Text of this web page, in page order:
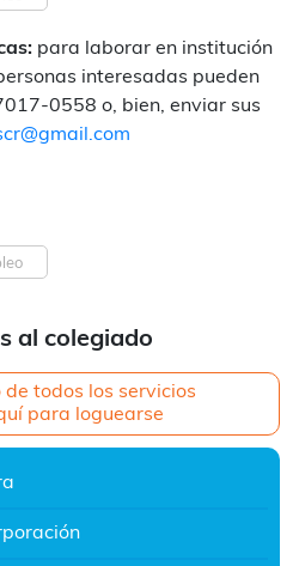
al colegiado
de todos los servicios
para loguearse
para laborar en institución
interesadas pueden
0558 o, bien, enviar sus